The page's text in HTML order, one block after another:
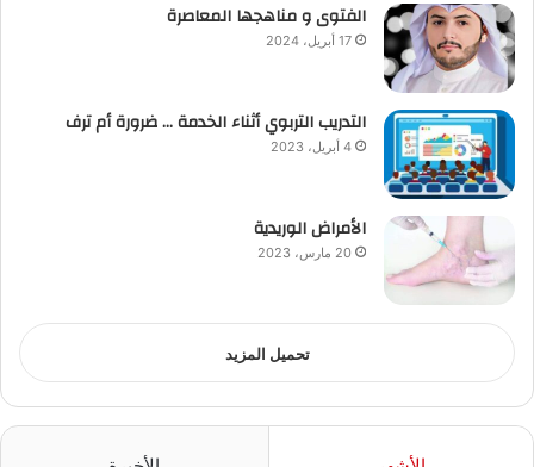
الفتوى و مناهجها المعاصرة
17 أبريل، 2024
التدريب التربوي أثناء الخدمة … ضرورة أم ترف
4 أبريل، 2023
الأمراض الوريدية
20 مارس، 2023
تحميل المزيد